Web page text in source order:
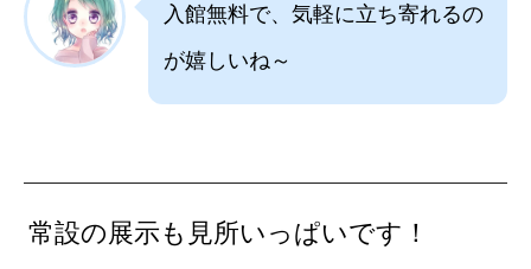
入館無料で、気軽に立ち寄れるの
が嬉しいね～
常設の展示も見所いっぱいです！